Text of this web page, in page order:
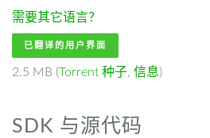
需要其它语言？
已翻译的用户界面
2.5 MB (Torrent 种子, 信息)
SDK 与源代码